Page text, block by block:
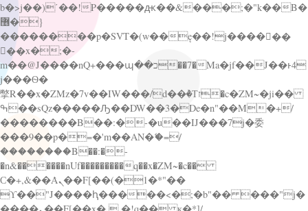
b�>j��)΄��!P�����ԫ��&���;�"k��B�
޶�}
��������p�SVT�(w��ę��!j������
��x�;�-
m��@J����nQ+���պ��כ��7�Ma�jf��J��ͱ4
j���Ѳ�
撆R��x�ZMz�7v��IW���/d��ٞ�Тז�c�ZM~�ji��
ߒ��sQz�����Ԡ��DW��3�De�n"��M�+/
��������B��:�-�u��IJ���7j�委
���9��p�=�'m��AN�ޭ�=/
��������B��:�-
�n&������nUf���������q��x�ZM~�c��
Ϲ�+,&��Ὰܢ��F[��(�1�*"��
ϒ��"J����ԧ�����<�;�b"�� ���"j�